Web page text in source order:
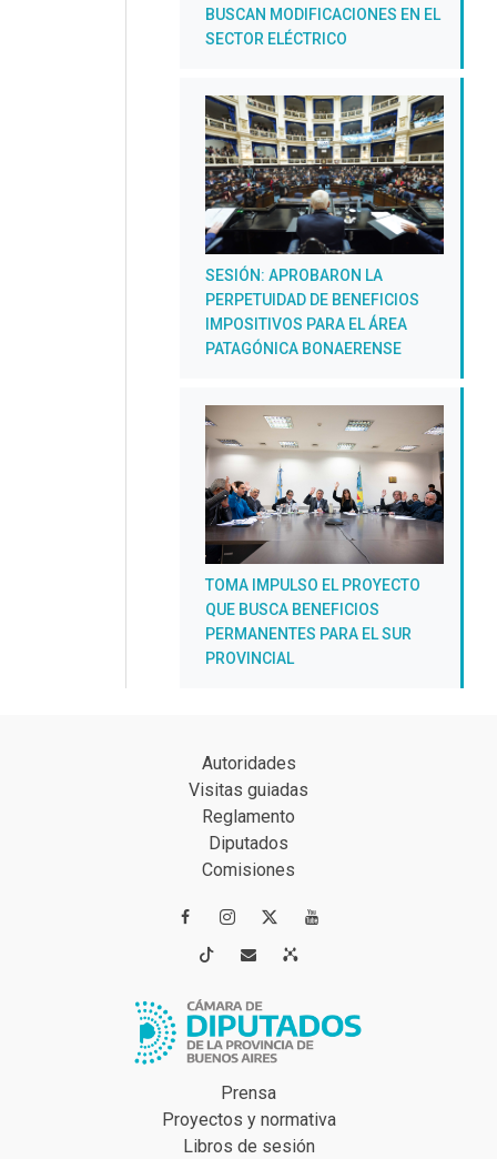
BUSCAN MODIFICACIONES EN EL
SECTOR ELÉCTRICO
SESIÓN: APROBARON LA
PERPETUIDAD DE BENEFICIOS
IMPOSITIVOS PARA EL ÁREA
PATAGÓNICA BONAERENSE
TOMA IMPULSO EL PROYECTO
QUE BUSCA BENEFICIOS
PERMANENTES PARA EL SUR
PROVINCIAL
Autoridades
Visitas guiadas
Reglamento
Diputados
Comisiones
 
 
Prensa
Proyectos y normativa
Libros de sesión